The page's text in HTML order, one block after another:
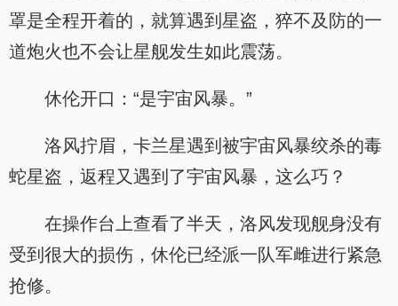
罩是全程开着的，就算遇到星盗，猝不及防的一
道炮火也不会让星舰发生如此震荡。
休伦开口：“是宇宙风暴。”
洛风拧眉，卡兰星遇到被宇宙风暴绞杀的毒
蛇星盗，返程又遇到了宇宙风暴，这么巧？
在操作台上查看了半天，洛风发现舰身没有
受到很大的损伤，休伦已经派一队军雌进行紧急
抢修。